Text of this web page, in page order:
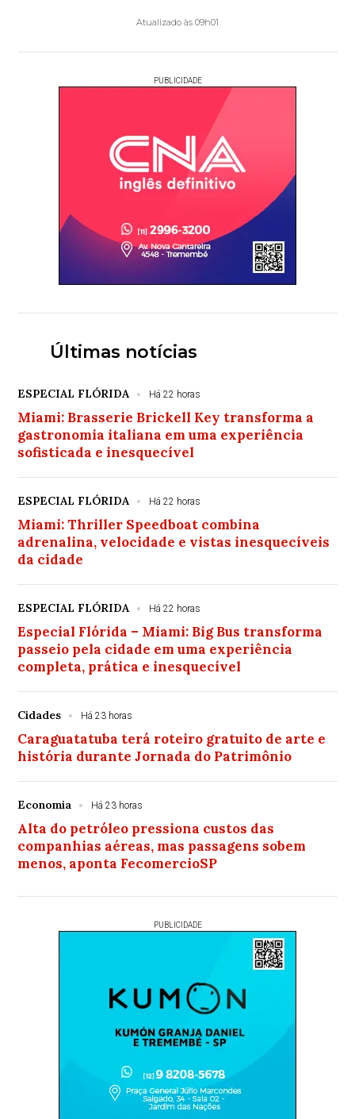
Atualizado às 09h01
PUBLICIDADE
Últimas notícias
ESPECIAL FLÓRIDA Há 22 horas
Miami: Brasserie Brickell Key transforma a
gastronomia italiana em uma experiência
sofisticada e inesquecível
ESPECIAL FLÓRIDA Há 22 horas
Miami: Thriller Speedboat combina
adrenalina, velocidade e vistas inesquecíveis
da cidade
ESPECIAL FLÓRIDA Há 22 horas
Especial Flórida – Miami: Big Bus transforma
passeio pela cidade em uma experiência
completa, prática e inesquecível
Cidades Há 23 horas
Caraguatatuba terá roteiro gratuito de arte e
história durante Jornada do Patrimônio
Economia Há 23 horas
Alta do petróleo pressiona custos das
companhias aéreas, mas passagens sobem
menos, aponta FecomercioSP
PUBLICIDADE